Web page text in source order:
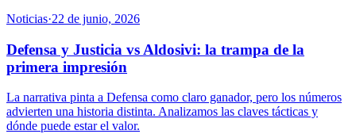
Noticias·22 de junio, 2026
Defensa y Justicia vs Aldosivi: la trampa de la
primera impresión
La narrativa pinta a Defensa como claro ganador, pero los números
advierten una historia distinta. Analizamos las claves tácticas y
dónde puede estar el valor.